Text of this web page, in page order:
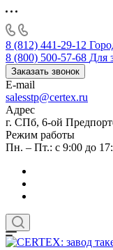
8 (812) 441-29-12
8 (800) 500-57-68 Для
Заказать звонок
E-mail
salesstp@certex.ru
Адрес
г. СПб, 6-ой
Режим работы
Пн. – Пт.: с 9:00 до